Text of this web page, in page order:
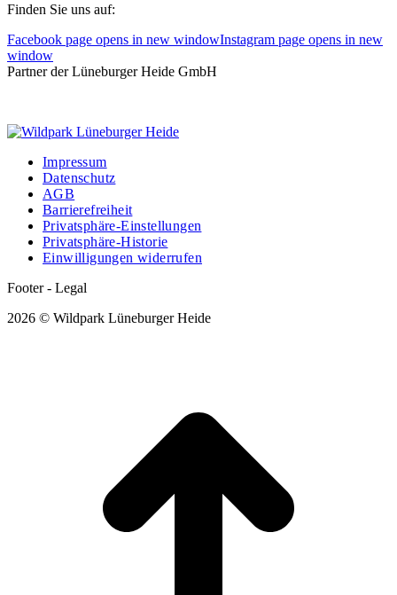
Finden Sie uns auf:
Facebook page opens in new windowInstagram page opens in new
window
Partner der Lüneburger Heide GmbH
Impressum
Datenschutz
AGB
Barrierefreiheit
Privatsphäre-Einstellungen
Privatsphäre-Historie
Einwilligungen widerrufen
Footer - Legal
2026 © Wildpark Lüneburger Heide